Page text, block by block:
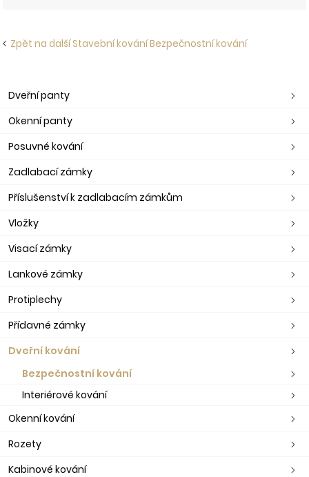
Zpět na další Stavební kování Bezpečnostní kování
Dveřní panty
Okenní panty
Posuvné kování
Zadlabací zámky
Příslušenství k zadlabacím zámkům
Vložky
Visací zámky
Lankové zámky
Protiplechy
Přídavné zámky
Dveřní kování
Bezpečnostní kování
Interiérové kování
Okenní kování
Rozety
Kabinové kování